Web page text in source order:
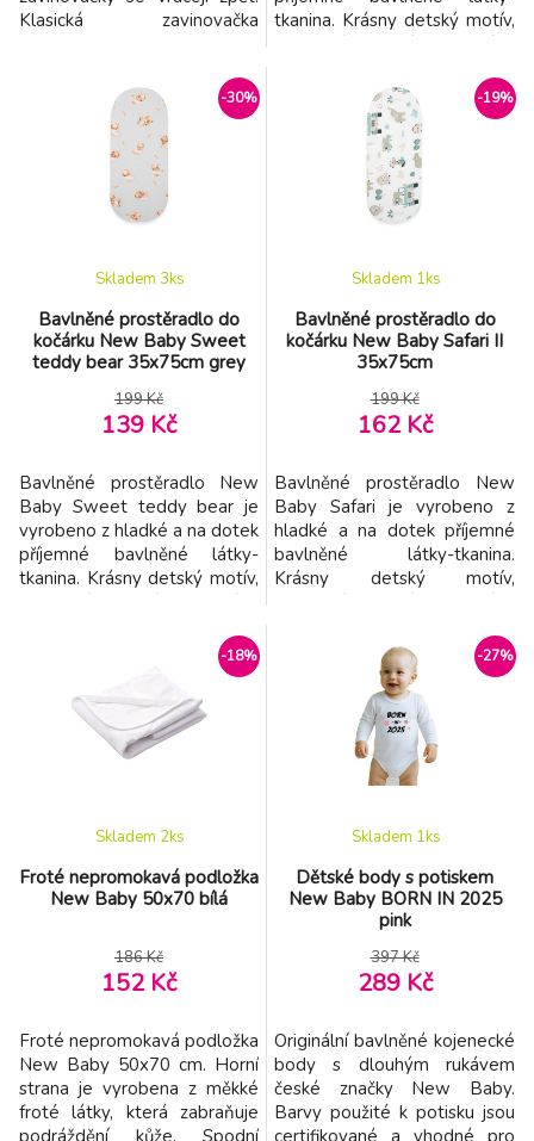
Klasická zavinovačka
je mnohem klidnější, protože
se cítí bezpečně jako v
maminčině bříšku.
Zavinovačku můžeme použít
pro ukládání kojenců ke
spánku, ke kojení i do kočárku.
tkanina. Krásny detský motív,
sklouznutí z matrace, zaručuje
správné napnutí prostěradla a
umožňuje přizpůsobit se
jakémukoli tvaru. Prostěradlo
je vhodné pro matrace o
rozměrech 35 × 75
-30%
Bavlněné prostěradlo do
kočárku New Baby Sweet
teddy bear 35x75cm grey
Skladem 3ks
199 Kč
139 Kč
Bavlněné prostěradlo New
Baby Sweet teddy bear je
vyrobeno z hladké a na dotek
příjemné bavlněné látky-
tkanina. Krásny detský motív,
sklouznutí z matrace, zaručuje
správné napnutí prostěradla
a umožňuje přizpůsobit se
jakémukoli tvaru. Prostěradlo
je vhodné pro matrace o
-19%
Bavlněné prostěradlo do
kočárku New Baby Safari II
35x75cm
Skladem 1ks
199 Kč
162 Kč
Bavlněné prostěradlo New
Baby Safari je vyrobeno z
hladké a na dotek příjemné
bavlněné látky-tkanina.
Krásny detský motív,
sklouznutí z matrace, zaručuje
správné napnutí prostěradla a
umožňuje přizpůsobit se
jakémukoli tvaru. Prostěradlo
je vhodné pro matrace o
rozměrech 35 × 75 cm.
-18%
Froté nepromokavá podložka
New Baby 50x70 bílá
Skladem 2ks
186 Kč
152 Kč
Froté nepromokavá podložka
New Baby 50x70 cm. Horní
strana je vyrobena z měkké
froté látky, která zabraňuje
podráždění kůže. Spodní
-27%
Dětské body s potiskem
New Baby BORN IN 2025
pink
Skladem 1ks
397 Kč
289 Kč
Originální bavlněné kojenecké
body s dlouhým rukávem
české značky New Baby.
Barvy použité k potisku jsou
certifikované a vhodné pro